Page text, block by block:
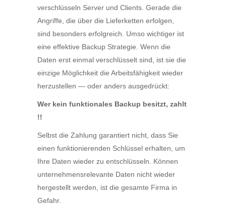
verschlüsseln Server und Clients. Gerade die
Angriffe, die über die Lieferketten erfolgen,
sind besonders erfolgreich. Umso wichtiger ist
eine effektive Backup Strategie. Wenn die
Daten erst einmal verschlüsselt sind, ist sie die
einzige Möglichkeit die Arbeitsfähigkeit wieder
herzustellen — oder anders ausgedrückt:
Wer kein funktionales Backup besitzt, zahlt
!!
Selbst die Zahlung garantiert nicht, dass Sie
einen funktionierenden Schlüssel erhalten, um
Ihre Daten wieder zu entschlüsseln. Können
unternehmensrelevante Daten nicht wieder
hergestellt werden, ist die gesamte Firma in
Gefahr.